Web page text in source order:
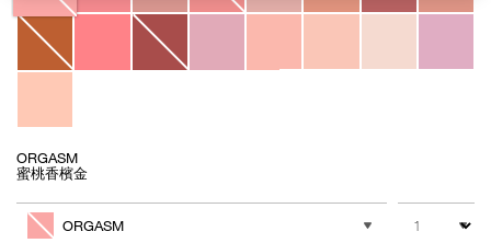
ORGASM
蜜桃香檳金
to
cart
options
Actions
其他色系
ORGASM
數量